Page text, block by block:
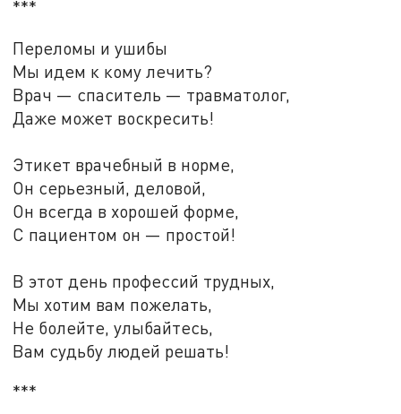
***
Переломы и ушибы
Мы идем к кому лечить?
Врач — спаситель — травматолог,
Даже может воскресить!
Этикет врачебный в норме,
Он серьезный, деловой,
Он всегда в хорошей форме,
С пациентом он — простой!
В этот день профессий трудных,
Мы хотим вам пожелать,
Не болейте, улыбайтесь,
Вам судьбу людей решать!
***